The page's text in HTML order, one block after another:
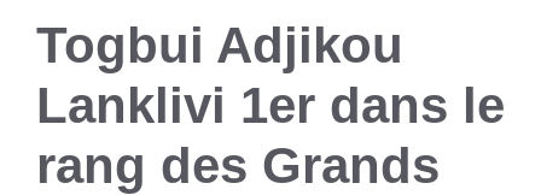
Togbui Adjikou
Lanklivi 1er dans le
rang des Grands